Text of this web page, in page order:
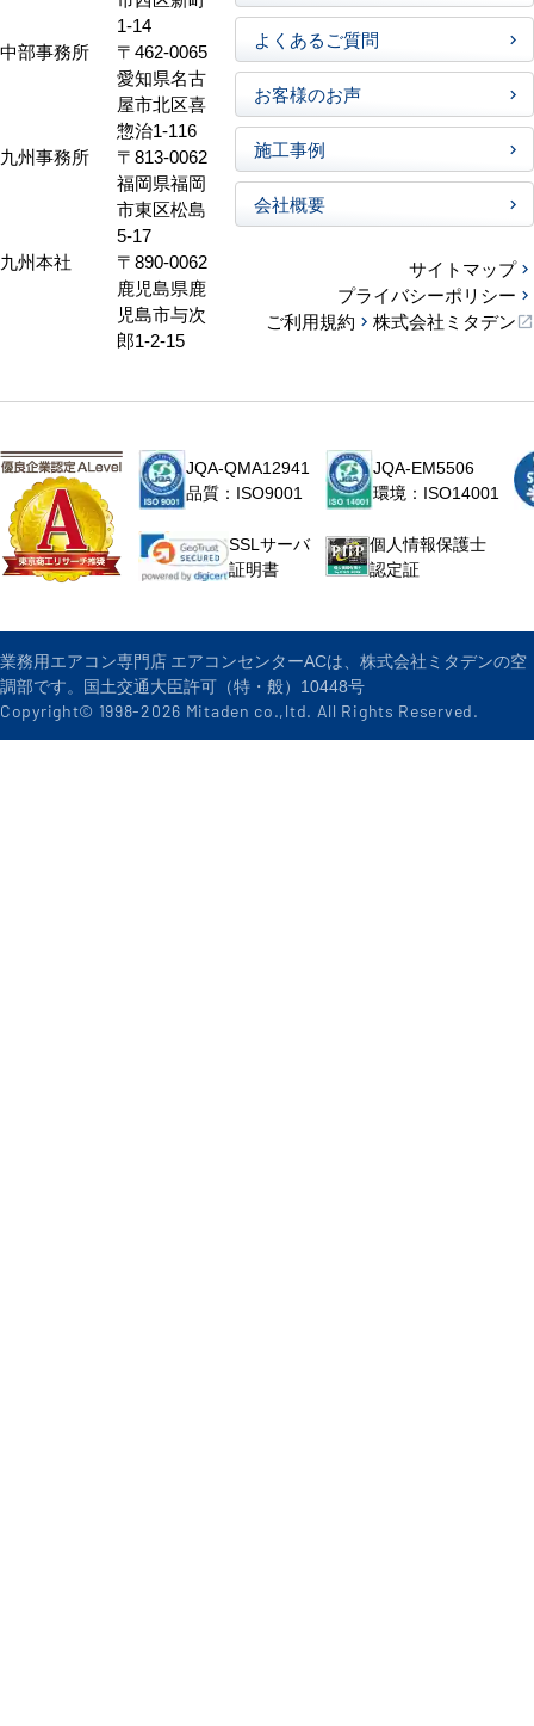
1-14
中部事務所
〒462-0065
愛知県名古
屋市北区喜
惣治1-116
九州事務所
〒813-0062
福岡県福岡
市東区松島
5-17
九州本社
〒890-0062
鹿児島県鹿
児島市与次
郎1-2-15
よくあるご質問
お客様のお声
施工事例
会社概要
サイトマップ
プライバシーポリシー
ご利用規約
株式会社ミタデン
JQA-QMA12941
品質：ISO9001
JQA-EM5506
環境：ISO14001
SSLサーバ
証明書
個人情報保護士
認定証
業務用エアコン専門店 エアコンセンターACは、株式会社ミタデンの空
調部です。国土交通大臣許可（特・般）10448号
Copyright© 1998-2026 Mitaden co.,ltd. All Rights Reserved.